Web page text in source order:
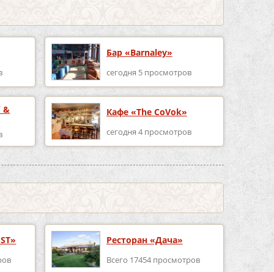
Бар «Barnaley»
сегодня 5 просмотров
& Кафе «The CoVok»
сегодня 4 просмотров
Ресторан «Дача»
Всего 17454 просмотров